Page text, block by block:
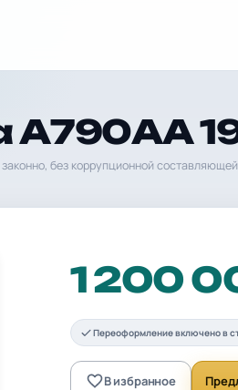
А790АА
без коррупционной
1 200
Переоформление включено в
В избранное